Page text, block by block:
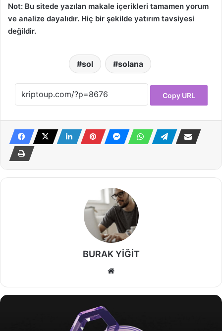
Not: Bu sitede yazılan makale içerikleri tamamen yorum
ve analize dayalıdır. Hiç bir şekilde yatırım tavsiyesi
değildir.
sol solana
Copy URL
BURAK YİĞİT